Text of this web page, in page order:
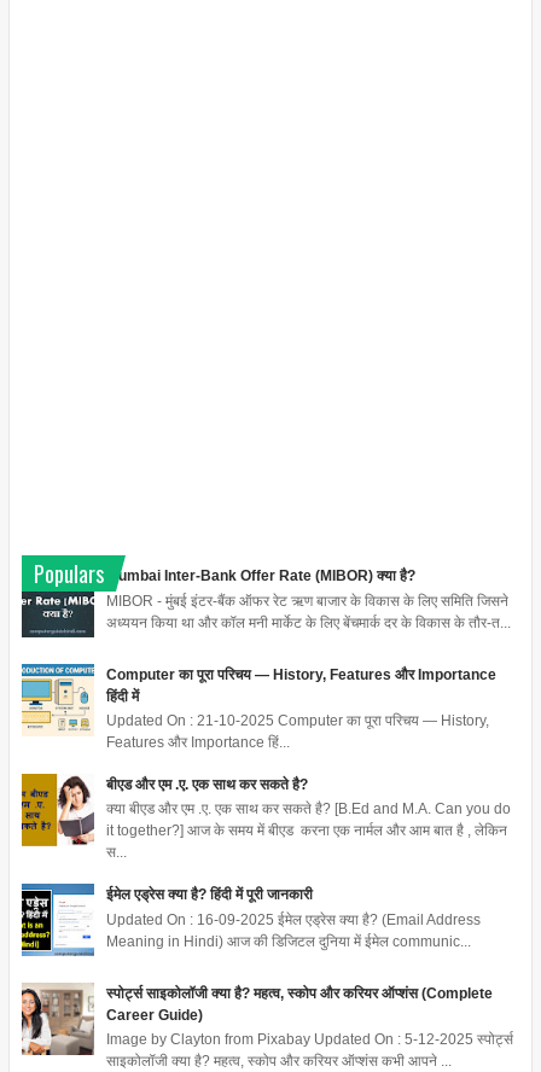
Populars
Mumbai Inter-Bank Offer Rate (MIBOR) क्या है?
MIBOR - मुंबई इंटर-बैंक ऑफर रेट ऋण बाजार के विकास के लिए समिति जिसने
अध्ययन किया था और कॉल मनी मार्केट के लिए बेंचमार्क दर के विकास के तौर-त...
Computer का पूरा परिचय — History, Features और Importance
हिंदी में
Updated On : 21-10-2025 Computer का पूरा परिचय — History,
Features और Importance हिं...
बीएड और एम .ए. एक साथ कर सकते है?
क्या बीएड और एम .ए. एक साथ कर सकते है? [B.Ed and M.A. Can you do
it together?] आज के समय में बीएड करना एक नार्मल और आम बात है , लेकिन
स...
ईमेल एड्रेस क्या है? हिंदी में पूरी जानकारी
Updated On : 16-09-2025 ईमेल एड्रेस क्या है? (Email Address
Meaning in Hindi) आज की डिजिटल दुनिया में ईमेल communic...
स्पोर्ट्स साइकोलॉजी क्या है? महत्व, स्कोप और करियर ऑप्शंस (Complete
Career Guide)
Image by Clayton from Pixabay Updated On : 5-12-2025 स्पोर्ट्स
साइकोलॉजी क्या है? महत्व, स्कोप और करियर ऑप्शंस कभी आपने ...